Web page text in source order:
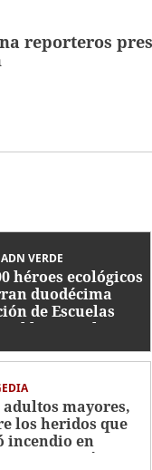
reporteros
VERDE
héroes ecológicos
duodécima
de Escuelas
con el
adultos mayores,
los heridos que
incendio en
San Martín